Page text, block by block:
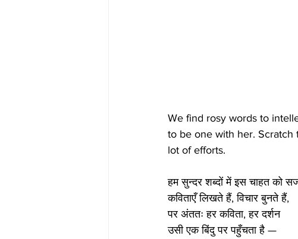
We find rosy words to
to be one with her. Scratch
lot of efforts.
हम सुन्दर शब्दों में इस चाहत को
कविताएँ लिखते हैं, विचार बुनते हैं,
पर अंततः हर कविता, हर दर्शन
उसी एक बिंदु पर पहुँचता है —